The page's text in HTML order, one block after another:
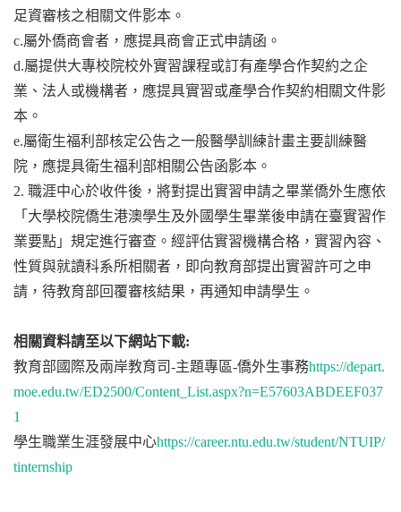
足資審核之相關文件影本。
c.屬外僑商會者，應提具商會正式申請函。
d.屬提供大專校院校外實習課程或訂有產學合作契約之企
業、法人或機構者，應提具實習或產學合作契約相關文件影
本。
e.屬衛生福利部核定公告之一般醫學訓練計畫主要訓練醫
院，應提具衛生福利部相關公告函影本。
2. 職涯中心於收件後，將對提出實習申請之畢業僑外生應依
「大學校院僑生港澳學生及外國學生畢業後申請在臺實習作
業要點」規定進行審查。經評估實習機構合格，實習內容、
性質與就讀科系所相關者，即向教育部提出實習許可之申
請，待教育部回覆審核結果，再通知申請學生。
相關資料請至以下網站下載:
教育部國際及兩岸教育司-主題專區-僑外生事務https://depart.
moe.edu.tw/ED2500/Content_List.aspx?n=E57603ABDEEF037
1
學生職業生涯發展中心https://career.ntu.edu.tw/student/NTUIP/
tinternship